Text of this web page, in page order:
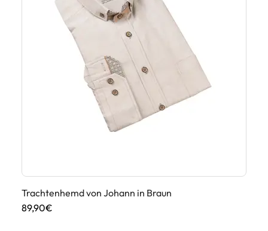
Trachtenhemd von Johann in Braun
89,90€